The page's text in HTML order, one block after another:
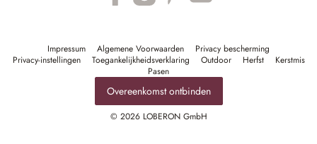
Impressum Algemene Voorwaarden
Privacy bescherming
Privacy-instellingen
Toegankelijkheidsverklaring Outdoor Herfst
Kerstmis
Pasen
Overeenkomst ontbinden
© 2026 LOBERON GmbH